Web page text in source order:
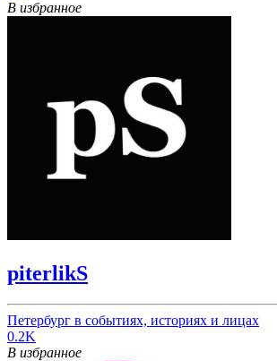
В избранное
piterlikS
Петербург в событиях, историях и лицах
0.2K
В избранное